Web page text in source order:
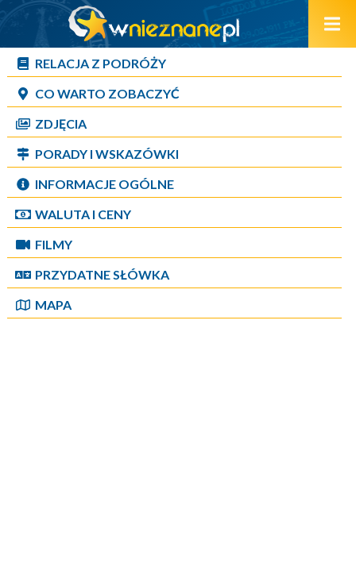
RELACJA Z PODRÓŻY
CO WARTO ZOBACZYĆ
ZDJĘCIA
PORADY I WSKAZÓWKI
INFORMACJE OGÓLNE
WALUTA I CENY
FILMY
PRZYDATNE SŁÓWKA
MAPA